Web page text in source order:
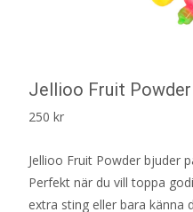
Jellioo Fruit
250 kr
Jellioo Fruit Powder bjuder
Perfekt när du vill toppa
extra sting eller bara känna